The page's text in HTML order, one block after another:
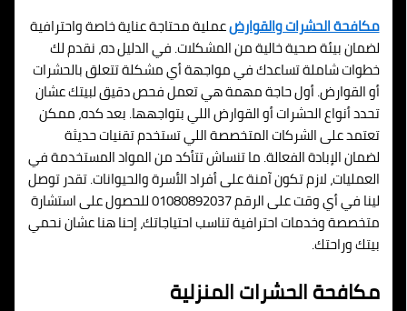
مكافحة الحشرات والقوارضعملية محتاجة عناية خاصة واحترافية
لضمان بيئة صحية خالية من المشكلات. في الدليل ده، نقدم لك
خطوات شاملة تساعدك في مواجهة أي مشكلة تتعلق بالحشرات
أو القوارض. أول حاجة مهمة هي تعمل فحص دقيق لبيتك عشان
تحدد أنواع الحشرات أو القوارض اللي بتواجهها. بعد كده، ممكن
تعتمد على الشركات المتخصصة اللي تستخدم تقنيات حديثة
لضمان الإبادة الفعالة. ما تنساش تتأكد من المواد المستخدمة في
العمليات، لازم تكون آمنة على أفراد الأسرة والحيوانات. تقدر توصل
لينا في أي وقت على الرقم 01080892037 للحصول على استشارة
متخصصة وخدمات احترافية تناسب احتياجاتك، إحنا هنا عشان نحمي
بيتك وراحتك.
مكافحة الحشرات المنزلية